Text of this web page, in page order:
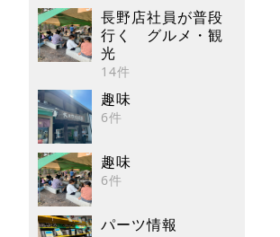
長野店社員が普段
行く グルメ・観
光
14件
趣味
6件
趣味
6件
パーツ情報